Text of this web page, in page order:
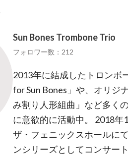
Sun Bones Trombone Trio
フォロワー数：212
2013年に結成したトロンボ
for Sun Bones」や、オリジ
み割り人形組曲」など多く
に意欲的に活動中。 2018
ザ・フェニックスホールに
ンシリーズとしてコンサー